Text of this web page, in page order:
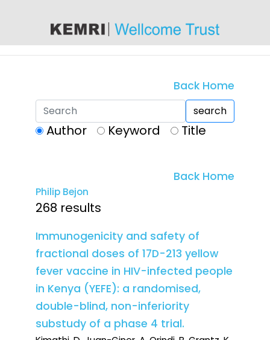
Back Home
search
Author Keyword Title
Back Home
Philip Bejon
268 results
Immunogenicity and safety of
fractional doses of 17D-213 yellow
fever vaccine in HIV-infected people
in Kenya (YEFE): a randomised,
double-blind, non-inferiority
substudy of a phase 4 trial.